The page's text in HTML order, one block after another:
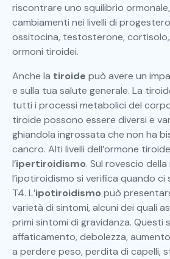
riscontrare uno squilibrio
cambiamenti nei livelli di
ossitocina, testosterone,
ormoni tiroidei.
Anche la tiroide può avere un
e sulla tua salute generale. La
tutti i processi metabolici del
tiroide possono essere diversi e
ghiandola ingrossata che non ha
cancro. Alti livelli dell’ormone
l’ipertiroidismo. Sul rovescio della
l’ipotiroidismo si verifica quando ci
T4. L’ipotiroidismo può
varietà di sintomi, alcuni dei quali
primi sintomi di gravidanza. Questi
affaticamento, debolezza,
a perdere peso, perdita di capelli,